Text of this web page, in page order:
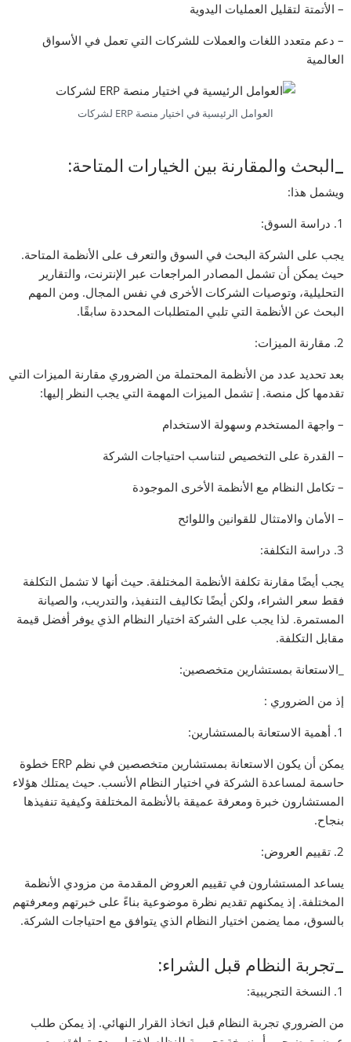
– الأتمتة لتقليل العمليات اليدوية
– دعم متعدد اللغات والعملات للشركات التي تعمل في الأسواق
العالمية
العوامل الرئيسية في اختيار منصة ERP لشركات
_البحث والمقارنة بين الخيارات المتاحة:
ويشمل هذا:
1. دراسة السوق:
يجب على الشركة البحث في السوق والتعرف على الأنظمة المتاحة.
حيث يمكن أن تشمل المصادر المراجعات عبر الإنترنت، والتقارير
التحليلية، وتوصيات الشركات الأخرى في نفس المجال. ومن المهم
البحث عن الأنظمة التي تلبي المتطلبات المحددة سابقًا.
2. مقارنة الميزات:
بعد تحديد عدد من الأنظمة المحتملة من الضروري مقارنة الميزات التي
تقدمها كل منصة. إ تشمل الميزات المهمة التي يجب النظر إليها:
– واجهة المستخدم وسهولة الاستخدام
– القدرة على التخصيص لتناسب احتياجات الشركة
– تكامل النظام مع الأنظمة الأخرى الموجودة
– الأمان والامتثال للقوانين واللوائح
3. دراسة التكلفة:
يجب أيضًا مقارنة تكلفة الأنظمة المختلفة. حيث أنها لا تشمل التكلفة
فقط سعر الشراء، ولكن أيضًا تكاليف التنفيذ، والتدريب، والصيانة
المستمرة. لذا يجب على الشركة اختيار النظام الذي يوفر أفضل قيمة
مقابل التكلفة.
_الاستعانة بمستشارين متخصصين:
إذ من الضروري :
1. أهمية الاستعانة بالمستشارين:
يمكن أن يكون الاستعانة بمستشارين متخصصين في نظم ERP خطوة
حاسمة لمساعدة الشركة في اختيار النظام الأنسب. حيث يمتلك هؤلاء
المستشارون خبرة ومعرفة عميقة بالأنظمة المختلفة وكيفية تنفيذها
بنجاح.
2. تقييم العروض:
يساعد المستشارون في تقييم العروض المقدمة من مزودي الأنظمة
المختلفة. إذ يمكنهم تقديم نظرة موضوعية بناءً على خبرتهم ومعرفتهم
بالسوق، مما يضمن اختيار النظام الذي يتوافق مع احتياجات الشركة.
_تجربة النظام قبل الشراء:
1. النسخة التجريبية:
من الضروري تجربة النظام قبل اتخاذ القرار النهائي. إذ يمكن طلب